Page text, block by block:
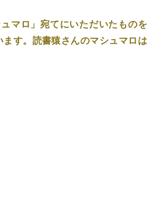
マロ」宛てにいただいたものを
す。読書猿さんのマシュマロは